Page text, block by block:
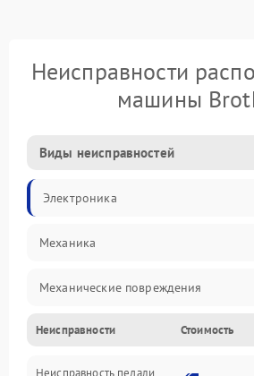
Неисправности
машины
Виды неисправностей
Электроника
Механика
Механические повреждения
Электроника/Механические
Неисправности Стоимость
Неисправность педали